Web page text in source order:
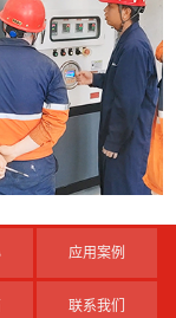
应用案例
联系我们